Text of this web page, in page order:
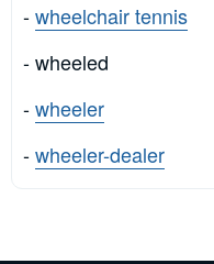
-wheelchair tennis
- wheeled
-wheeler
-wheeler-dealer